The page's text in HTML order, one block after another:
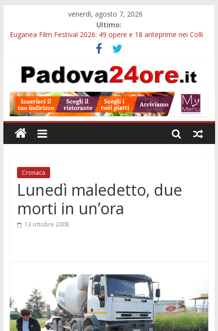
venerdì, agosto 7, 2026
Ultimo:
Euganea Film Festival 2026: 49 opere e 18 anteprime nei Colli
Slow Looking agli Eremitani: un’ora per osservare davvero
un’opera
Notizie di Padova alle ore 21: lavoratore morto, credito sul
Orto Botanico Padova: visite ed escursioni fino a settembre
Concorso Università di Padova: 5 funzionari, domande entro il
7 agosto
Cronaca
Lunedì maledetto, due
morti in un’ora
13 ottobre 2008